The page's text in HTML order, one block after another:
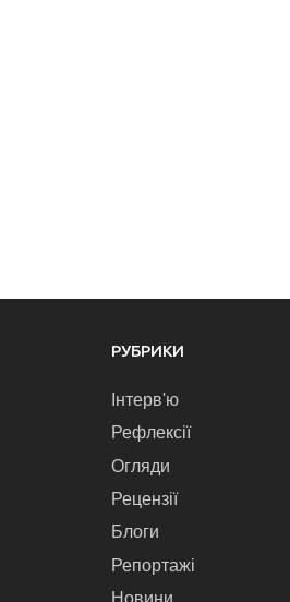
РУБРИКИ
Інтерв'ю
Рефлексії
Огляди
Рецензії
Блоги
Репортажі
Новини